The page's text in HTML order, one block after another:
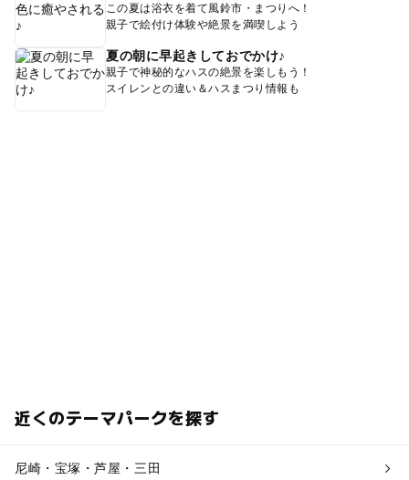
この夏は浴衣を着て風鈴市・まつりへ！
親子で絵付け体験や絶景を満喫しよう
夏の朝に早起きしておでかけ♪
親子で神秘的なハスの絶景を楽しもう！
スイレンとの違い＆ハスまつり情報も
近くのテーマパークを探す
尼崎・宝塚・芦屋・三田